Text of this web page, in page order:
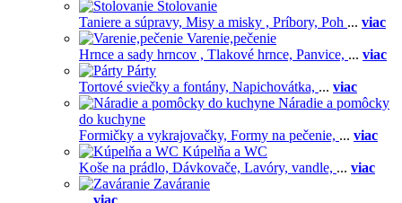
Stolovanie
Taniere a súpravy, Misy a misky , Príbory, Poh ... viac
Varenie,pečenie
Hrnce a sady hrncov , Tlakové hrnce, Panvice, ... viac
Párty
Tortové sviečky a fontány, Napichovátka, ... viac
Náradie a pomôcky
do kuchyne
Formičky a vykrajovačky, Formy na pečenie, ... viac
Kúpelňa a WC
Koše na prádlo, Dávkovače, Lavóry, vandle, ... viac
Zaváranie
... viac